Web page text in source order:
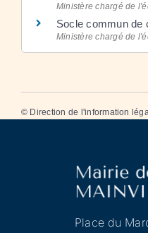
Ministère chargé de
Socle commun de
Ministère chargé de
© Direction de l'information
Place du